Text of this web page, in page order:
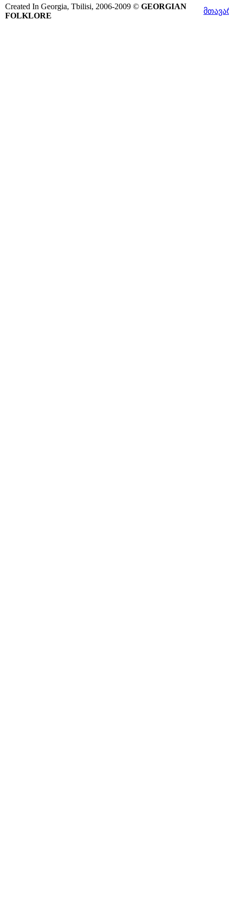
Created In Georgia, Tbilisi, 2006-2009 © GEORGIAN
FOLKLORE